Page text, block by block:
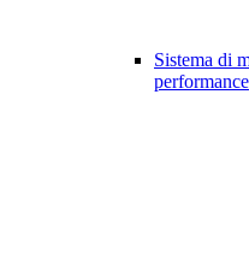
Sistema di
performance